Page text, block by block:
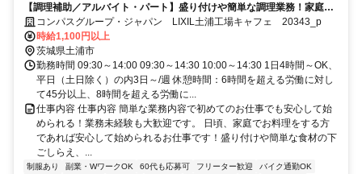
【調理補助／アルバイト・パート】盛り付けや簡単な調理業務！家庭の
調理レベルでOK！
コンパスグループ・ジャパン LIXIL土浦工場キャフェ 20343_p
時給1,100円以上
茨城県土浦市
勤務時間 09:30～14:00 09:30～14:30 10:00～14:30 1日4時間～OK、
平日（土日除く）の内3日～/週 休憩時間：6時間を超える労働に対し
て45分以上、8時間を超える労働に...
仕事内容 仕事内容 簡単な業務内容で初めてのお仕事でも安心して始
められる！業務未経験も大歓迎です。 日頃、家庭でお料理をする方
であれば安心して始められるお仕事です！盛り付けや簡単な食材の下
ごしらえ、...
制服あり 副業・WワークOK 60代も応募可 フリーター歓迎
バイク通勤OK